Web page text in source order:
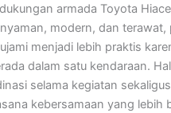
armada Toyota Hiace
modern, dan terawat,
menjadi lebih praktis
dalam satu kendaraan.
selama kegiatan sekaligus
kebersamaan yang lebih